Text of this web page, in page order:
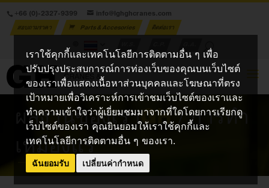
เราใช้คุกกี้และเทคโนโลยีการติดตามอื่น ๆ เพื่อ
ปรับปรุงประสบการณ์การท่องเว็บของคุณบนเว็บไซต์
ของเราเพื่อแสดงเนื้อหาส่วนบุคคลและโฆษณาที่ตรง
เป้าหมายเพื่อวิเคราะห์การเข้าชมเว็บไซต์ของเราและ
ทำความเข้าใจว่าผู้เยี่ยมชมมาจากที่ใดโดยการเรียกดู
เว็บไซต์ของเรา คุณยินยอมให้เราใช้คุกกี้และ
เทคโนโลยีการติดตามอื่น ๆ ของเรา.
ฉันยอมรับ เปลี่ยนค่ากำหนด
+66 (0)-2327-9399 info@lghghcranes.com
สอบถามราคา Parts & Accesories
ติดต่อเรา
ผลงานของเราGH/ การทำ
เหมืองแร่